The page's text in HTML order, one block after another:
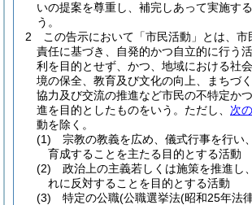
いの提案を尊重し、補完しあって実施す
う。
2
この告示において「市民活動」とは、市
責任に基づき、自発的かつ自立的に行う
利を目的とせず、かつ、地域における社
境の保全、教育及び文化の向上、まちづ
協力及び交流の推進など市民の不特定か
進を目的としたものをいう。 ただし、 次
動を除く。
(1)
宗教の教義を広め、儀式行事を行い
育成することを主たる目的とする活動
(2)
政治上の主義若しくは施策を推進し
れに反対することを目的とする活動
(3)
特定の公職(公職選挙法(昭和25年法